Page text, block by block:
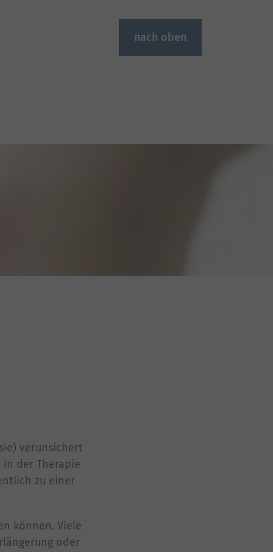
nach oben
verunsichert
der Therapie
zu einer
können. Viele
oder